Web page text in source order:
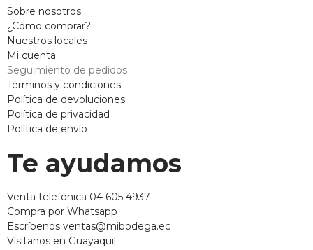
Sobre nosotros
¿Cómo comprar?
Nuestros locales
Mi cuenta
Seguimiento de pedidos
Términos y condiciones
Política de devoluciones
Política de privacidad
Política de envío
Te ayudamos
Venta telefónica 04 605 4937
Compra por Whatsapp
Escríbenos ventas@mibodega.ec
Vísitanos en Guayaquil